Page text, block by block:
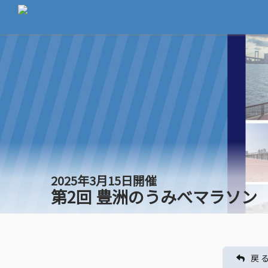
2025年3月15日開催
第2回 豊洲のうみべマラソン
戻